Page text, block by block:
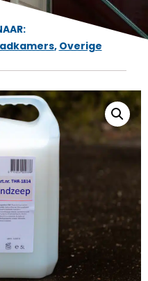
, Overige